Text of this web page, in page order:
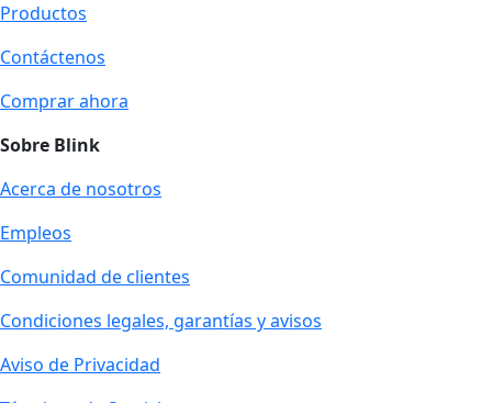
Productos
Contáctenos
Comprar ahora
Sobre Blink
Acerca de nosotros
Empleos
Comunidad de clientes
Condiciones legales, garantías y avisos
Aviso de Privacidad